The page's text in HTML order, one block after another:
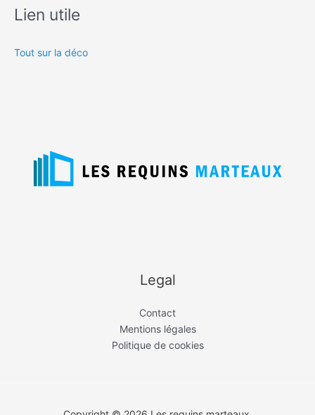
Lien utile
Tout sur la déco
Legal
Contact
Mentions légales
Politique de cookies